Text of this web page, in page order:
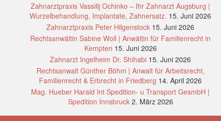
Zahnarztpraxis Vassilij Ochinko – Ihr Zahnarzt Augsburg |
Wurzelbehandlung, Implantate, Zahnersatz. 15. Juni 2026
Zahnarztpraxis Peter Hilgenstock 15. Juni 2026
Rechtsanwältin Sabine Woll | Anwältin für Familienrecht in
Kempten 15. Juni 2026
Zahnarzt Ingelheim Dr. Shihabi 15. Juni 2026
Rechtsanwalt Günther Böhm | Anwalt für Arbeitsrecht,
Familienrecht & Erbrecht in Friedberg 14. April 2026
Mag. Hueber Harald Int Spedition- u Transport GesmbH |
Spedition Innsbruck 2. März 2026